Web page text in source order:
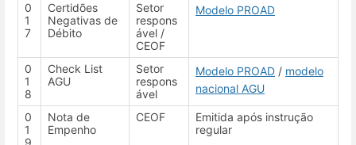
0
1
7
Certidões
Negativas de
Débito
Setor
respons
ável /
CEOF
Modelo PROAD
0
1
8
Check List
AGU
Setor
respons
ável
Modelo PROAD / modelo
nacional AGU
0
1
Nota de
Empenho
CEOF
Emitida após instrução
regular